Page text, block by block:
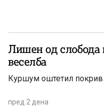
Лишен од слобода
веселба
Куршум оштетил покрив
пред 2 дена